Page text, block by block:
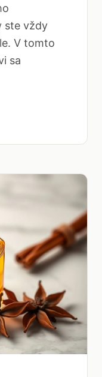
ste vždy
V tomto
sa